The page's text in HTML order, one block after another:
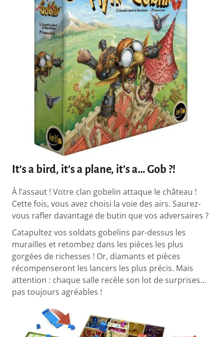
It’s a bird, it’s a plane, it’s a… Gob ?!
À l’assaut ! Votre clan gobelin attaque le château !
Cette fois, vous avez choisi la voie des airs. Saurez-
vous rafler davantage de butin que vos adversaires ?
Catapultez vos soldats gobelins par-dessus les
murailles et retombez dans les pièces les plus
gorgées de richesses ! Or, diamants et pièces
récompenseront les lancers les plus précis. Mais
attention : chaque salle recèle son lot de surprises…
pas toujours agréables !